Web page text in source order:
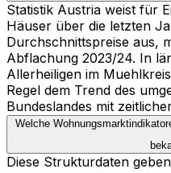
Statistik Austria weist für
Häuser über die letzten
Durchschnittspreise aus,
Abflachung 2023/24. In
Allerheiligen im
Regel dem Trend des
Bundeslandes mit
Welche
Diese Strukturdaten